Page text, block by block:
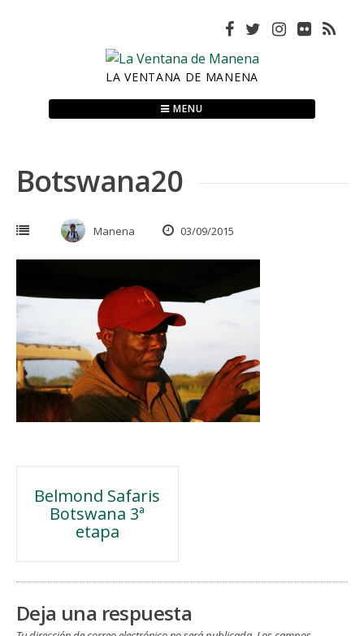
LA VENTANA DE MANENA
MENU
Botswana20
Manena 03/09/2015
Navegación
entradas
Belmond Safaris
Botswana 3ª
etapa
Deja una respuesta